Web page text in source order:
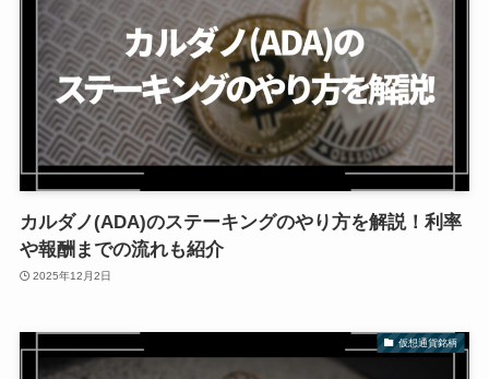
カルダノ(ADA)のステーキングのやり方を解説！利率
や報酬までの流れも紹介
2025年12月2日
仮想通貨銘柄